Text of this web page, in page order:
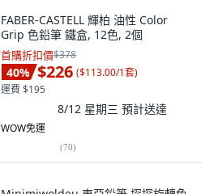
FABER-CASTELL 輝柏 油性 Color
Grip 色鉛筆 鐵盒, 12色, 2個
首購折扣價$378
40% $226 ($113.00/1套)
運費 $195
8/12 星期三 預計送達
WOW免運
(70)